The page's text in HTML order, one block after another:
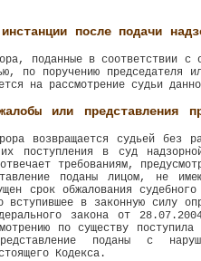
после подачи
поданные в соответствии с
по поручению председателя
на рассмотрение судьи
или представления
возвращается судьей без
поступления в суд
требованиям,
поданы лицом, не
срок обжалования судебного
в законную силу
закона от
по существу
поданы с
Кодекса.